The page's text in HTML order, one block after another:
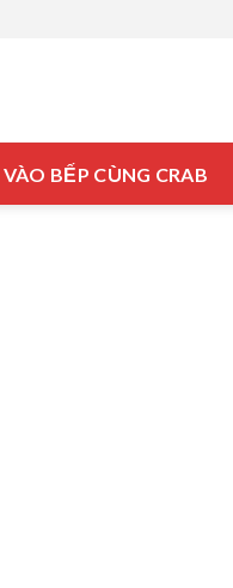
VÀO BẾP CÙNG CRAB